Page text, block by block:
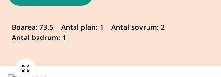
Boarea: 73.5 Antal plan: 1
Antal sovrum: 2
Antal badrum: 1